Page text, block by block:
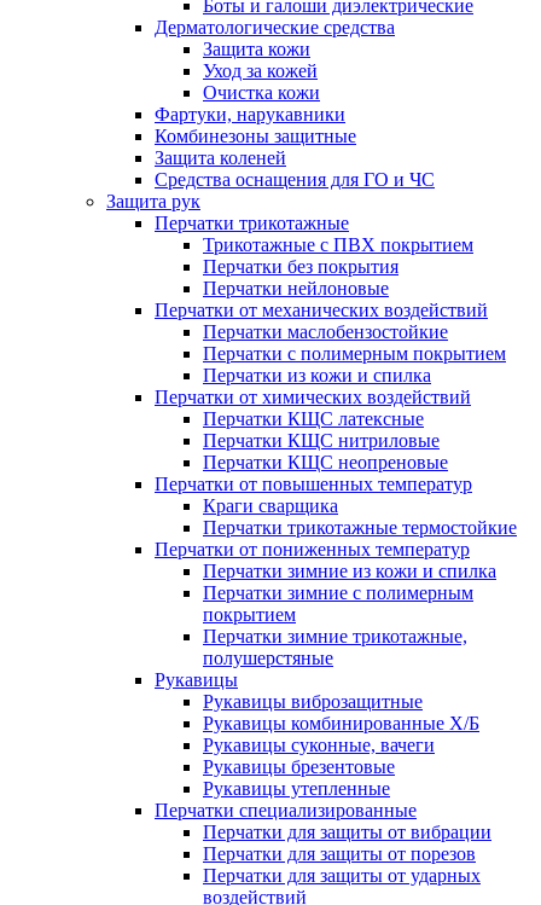
Боты и галоши диэлектрические
Дерматологические средства
Защита кожи
Уход за кожей
Очистка кожи
Фартуки, нарукавники
Комбинезоны защитные
Защита коленей
Средства оснащения для ГО и ЧС
Защита рук
Перчатки трикотажные
Трикотажные с ПВХ покрытием
Перчатки без покрытия
Перчатки нейлоновые
Перчатки от механических воздействий
Перчатки маслобензостойкие
Перчатки с полимерным покрытием
Перчатки из кожи и спилка
Перчатки от химических воздействий
Перчатки КЩС латексные
Перчатки КЩС нитриловые
Перчатки КЩС неопреновые
Перчатки от повышенных температур
Краги сварщика
Перчатки трикотажные термостойкие
Перчатки от пониженных температур
Перчатки зимние из кожи и спилка
Перчатки зимние с полимерным
покрытием
Перчатки зимние трикотажные,
полушерстяные
Рукавицы
Рукавицы виброзащитные
Рукавицы комбинированные Х/Б
Рукавицы суконные, вачеги
Рукавицы брезентовые
Рукавицы утепленные
Перчатки специализированные
Перчатки для защиты от вибрации
Перчатки для защиты от порезов
Перчатки для защиты от ударных
воздействий